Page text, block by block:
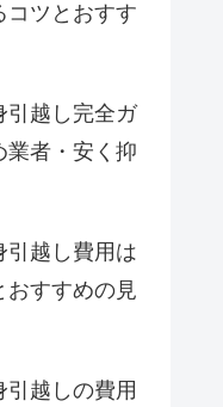
コツとおすす
引越し完全ガ
業者・安く抑
引越し費用は
おすすめの見
越しの費用